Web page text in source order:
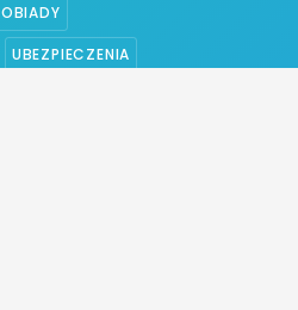
OBIADY
UBEZPIECZENIA